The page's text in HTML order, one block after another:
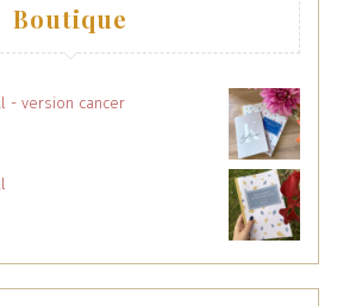
Boutique
- version cancer